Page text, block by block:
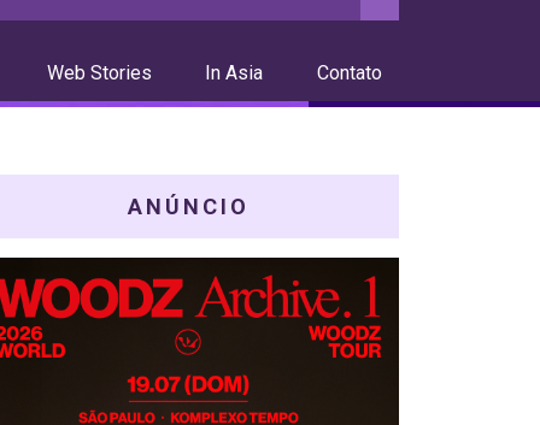
Web Stories In Asia Contato
ANÚNCIO